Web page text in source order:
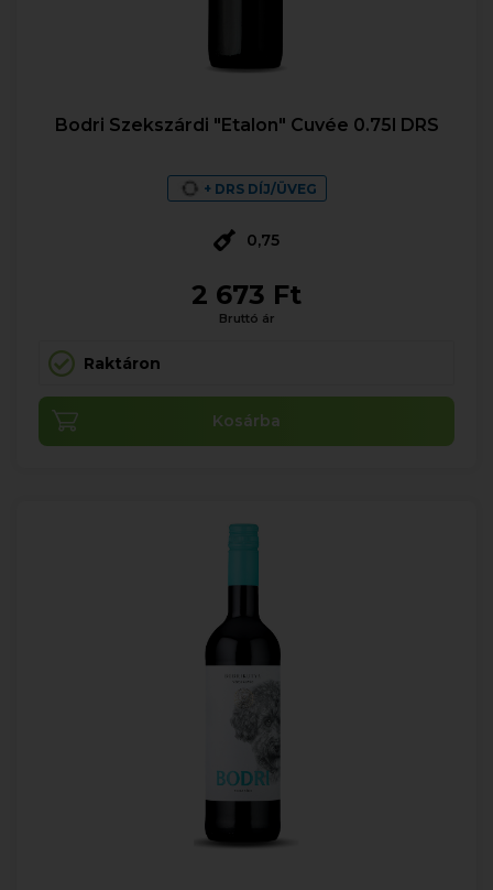
Bodri Szekszárdi "Etalon" Cuvée 0.75l DRS
+ DRS DÍJ/ÜVEG
0,75
2 673 Ft
Bruttó ár
Raktáron
Kosárba